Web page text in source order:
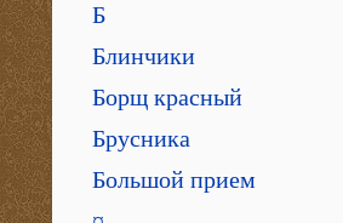
Б
Блинчики
Борщ красный
Брусника
Большой прием